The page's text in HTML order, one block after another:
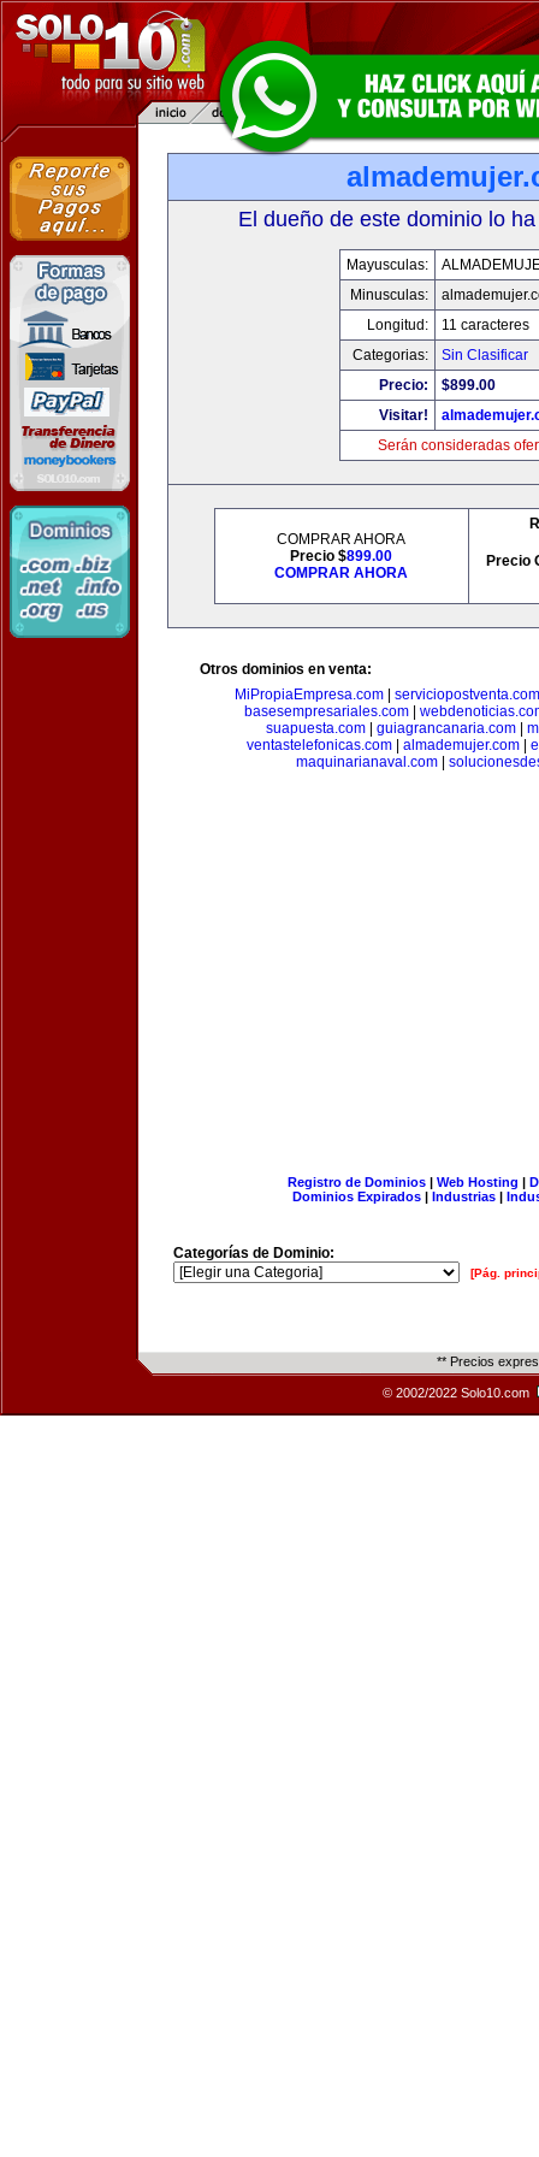
El dueño de este dominio lo
Mayusculas:
Minusculas:
Longitud:
11 caracteres
Categorias:
Sin Clasificar
Precio:
$899.00
Visitar!
Serán consideradas
COMPRAR AHORA
Precio $899.00
COMPRAR AHORA
Precio
Otros dominios en venta:
MiPropiaEmpresa.com| serviciopostventa.com
basesempresariales.com|
suapuesta.com
guiagrancanaria.com
ventastelefonicas.com| almademujer.com|
maquinarianaval.com|
Registro de Dominios| Web Hosting |
Dominios Expirados | Industrias |
Categorías de Dominio:
[Pág.
** Precios
© 2002/2022 Solo10.com